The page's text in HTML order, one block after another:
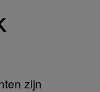
zijn